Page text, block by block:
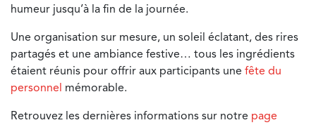
humeur jusqu’à la fin de la journée.
Une organisation sur mesure, un soleil éclatant, des rires
partagés et une ambiance festive… tous les ingrédients
étaient réunis pour offrir aux participants une fête du
personnel mémorable.
Retrouvez les dernières informations sur notre page